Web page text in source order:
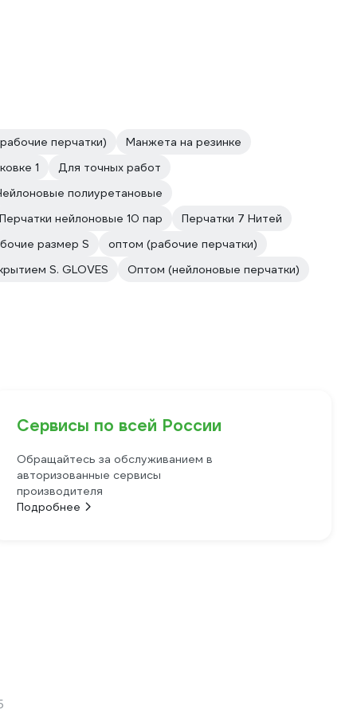
перчатки)
Манжета на резинке
1
Для точных работ
полиуретановые
Перчатки нейлоновые 10 пар
Перчатки 7 Нитей
размер S
оптом (рабочие перчатки)
S. GLOVES
Оптом (нейлоновые перчатки)
Сервисы по всей России
Обращайтесь за обслуживанием в
авторизованные сервисы
производителя
Подробнее